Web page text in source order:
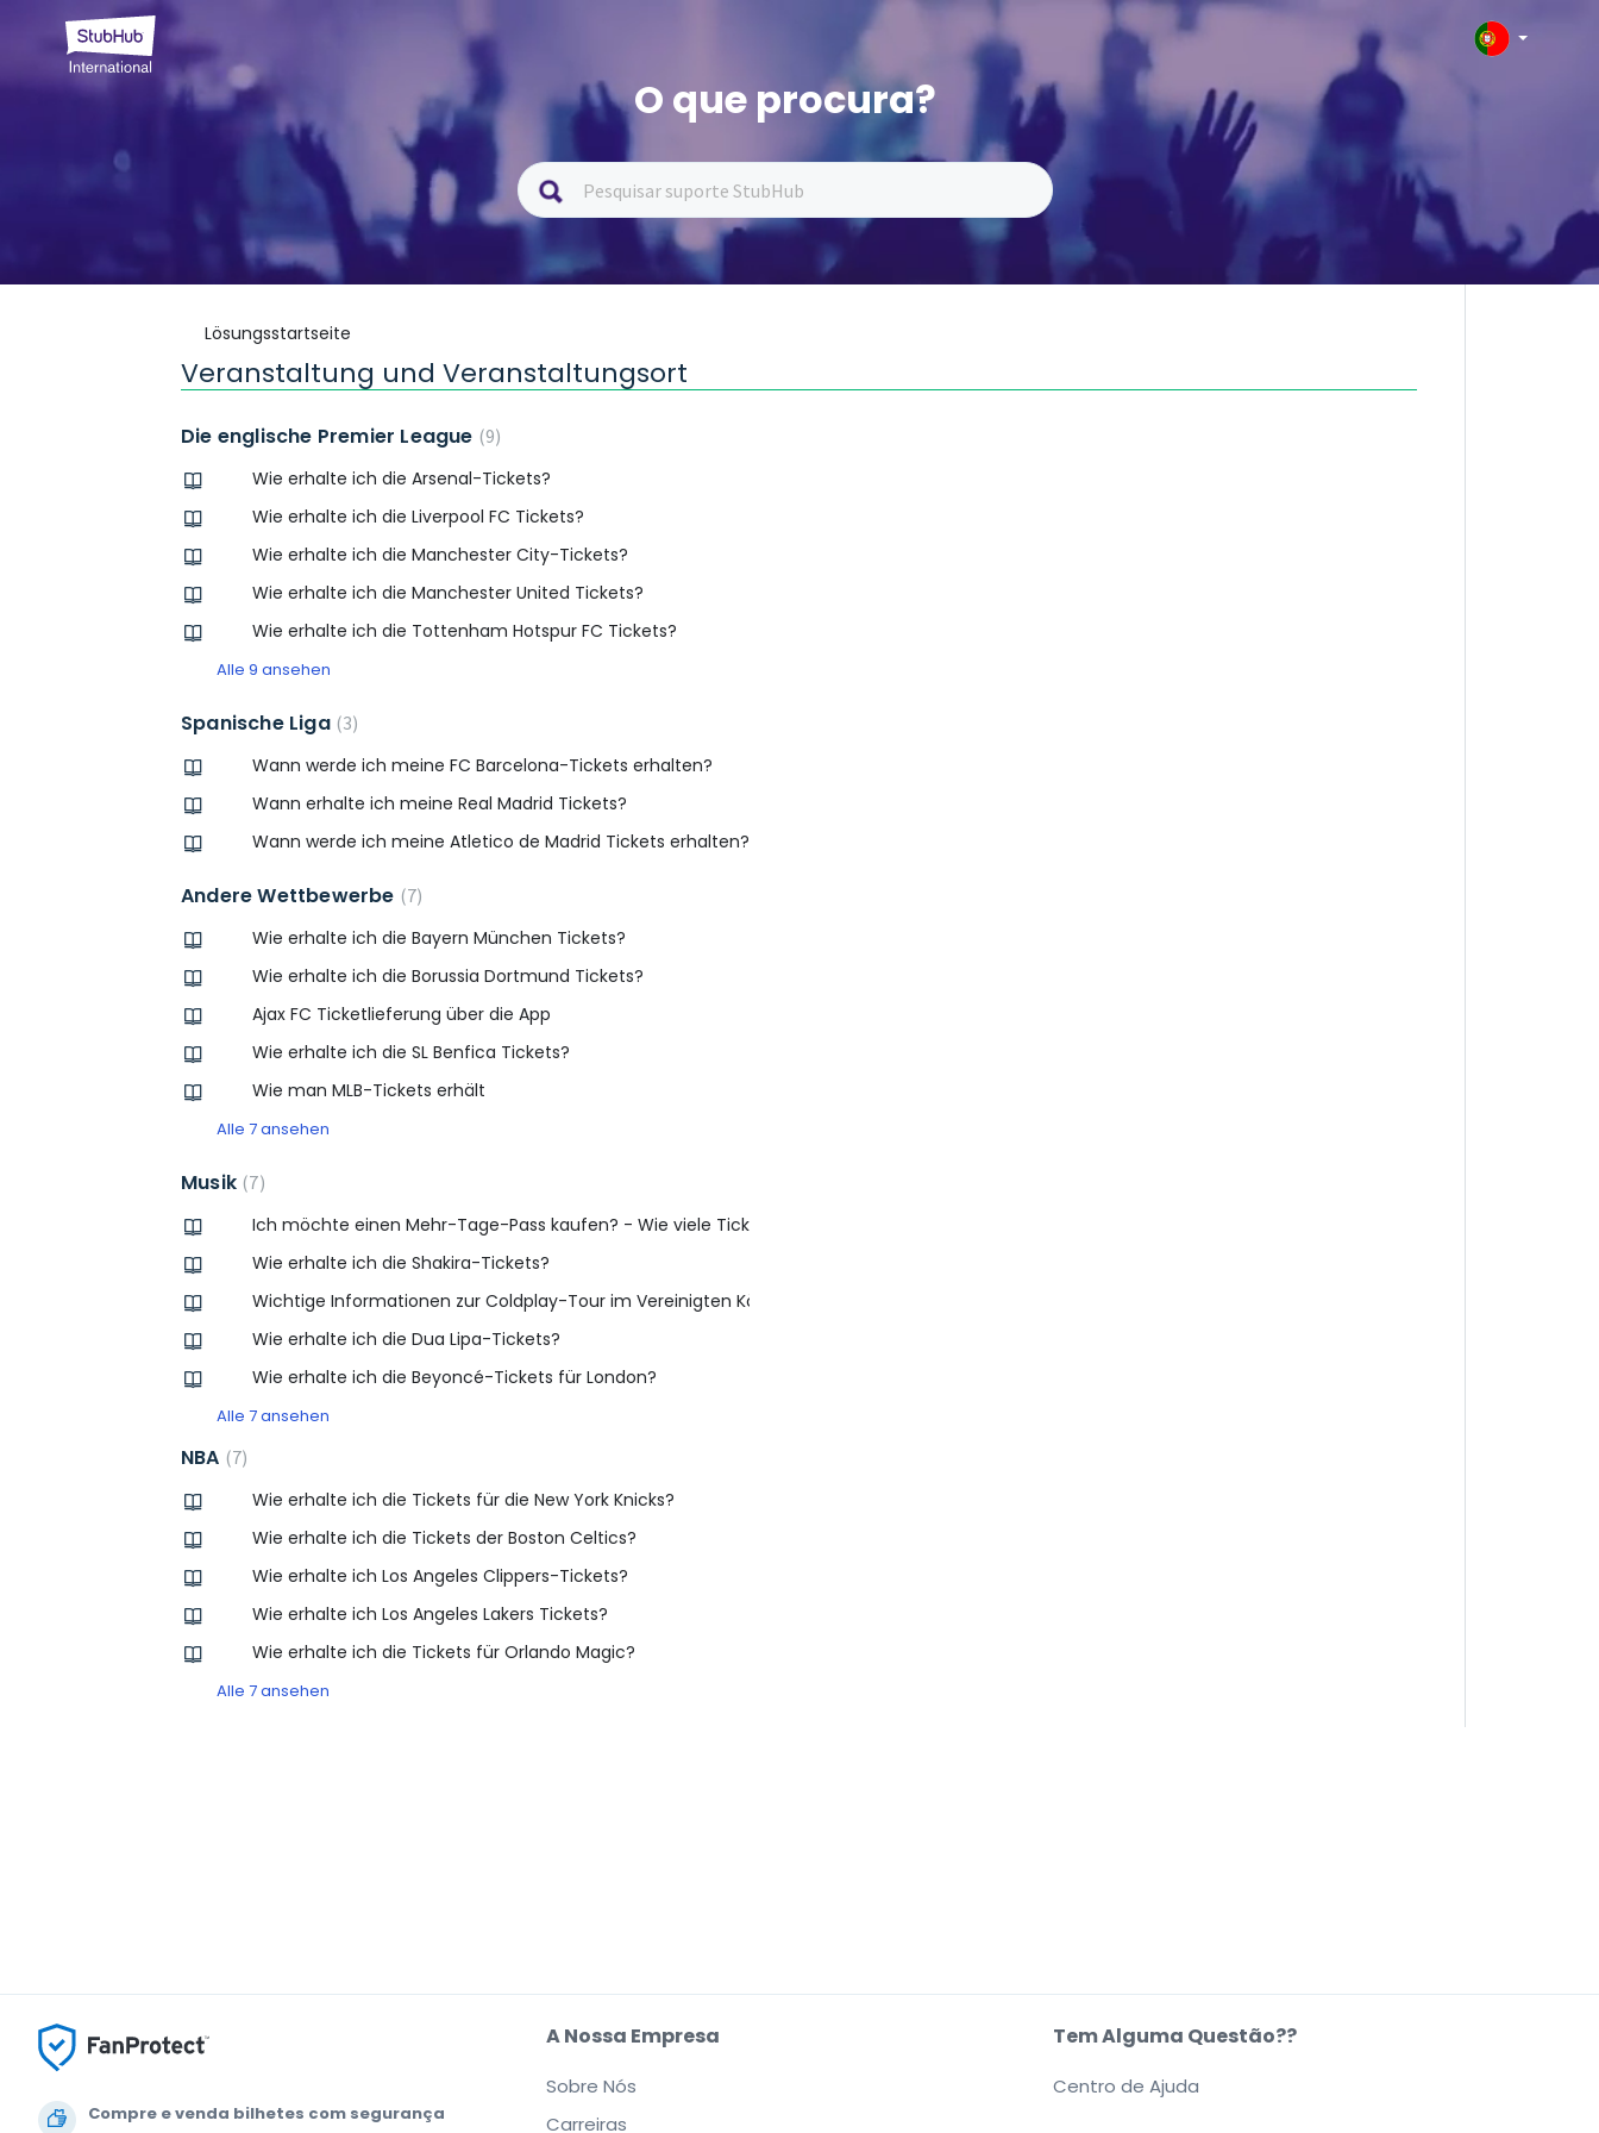
O que procura?
Lösungsstartseite
Veranstaltung und Veranstaltungsort
Die englische Premier League 9
Wie erhalte ich die Arsenal-Tickets?
Wie erhalte ich die Liverpool FC Tickets?
Wie erhalte ich die Manchester City-Tickets?
Wie erhalte ich die Manchester United Tickets?
Wie erhalte ich die Tottenham Hotspur FC Tickets?
Alle 9 ansehen
Spanische Liga 3
Wann werde ich meine FC Barcelona-Tickets erhalten?
Wann erhalte ich meine Real Madrid Tickets?
Wann werde ich meine Atletico de Madrid Tickets erhalten?
Andere Wettbewerbe 7
Wie erhalte ich die Bayern München Tickets?
Wie erhalte ich die Borussia Dortmund Tickets?
Ajax FC Ticketlieferung über die App
Wie erhalte ich die SL Benfica Tickets?
Wie man MLB-Tickets erhält
Alle 7 ansehen
Musik 7
Ich möchte einen Mehr-Tage-Pass kaufen? - Wie viele Tickets sollte ich kaufen?
Wie erhalte ich die Shakira-Tickets?
Wichtige Informationen zur Coldplay-Tour im Vereinigten Königreich
Wie erhalte ich die Dua Lipa-Tickets?
Wie erhalte ich die Beyoncé-Tickets für London?
Alle 7 ansehen
NBA 7
Wie erhalte ich die Tickets für die New York Knicks?
Wie erhalte ich die Tickets der Boston Celtics?
Wie erhalte ich Los Angeles Clippers-Tickets?
Wie erhalte ich Los Angeles Lakers Tickets?
Wie erhalte ich die Tickets für Orlando Magic?
Alle 7 ansehen
Compre e venda bilhetes com segurança
A Nossa Empresa
Sobre Nós
Carreiras
Tem Alguma Questão??
Centro de Ajuda